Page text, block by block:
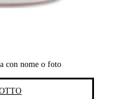
con nome o foto